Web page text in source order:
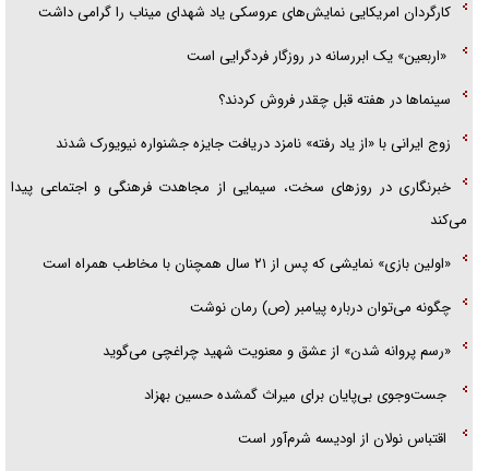
کارگردان امریکایی نمایش‌های عروسکی یاد شهدای میناب را گرامی داشت
«اربعین» یک ابررسانه در روزگار فردگرایی است
سینما‌ها در هفته قبل چقدر فروش کردند؟
زوج ایرانی با «از یاد رفته» نامزد دریافت جایزه جشنواره نیویورک شدند
خبرنگاری در روزهای سخت، سیمایی از مجاهدت فرهنگی و اجتماعی پیدا
می‌کند
«اولین بازی» نمایشی که پس از ۲۱ سال همچنان با مخاطب همراه است
چگونه می‌توان درباره پیامبر (ص) رمان نوشت
«رسم پروانه شدن» از عشق و معنویت شهید چراغچی می‌گوید
جست‌وجوی بی‌پایان برای میراث گمشده حسین بهزاد
اقتباس نولان از اودیسه شرم‌آور است